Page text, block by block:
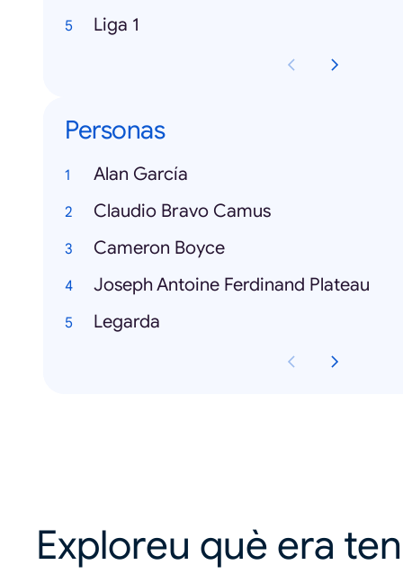
Liga 1
Personas
Alan García
Claudio Bravo Camus
Cameron Boyce
Joseph Antoine Ferdinand Plateau
Legarda
Exploreu què era